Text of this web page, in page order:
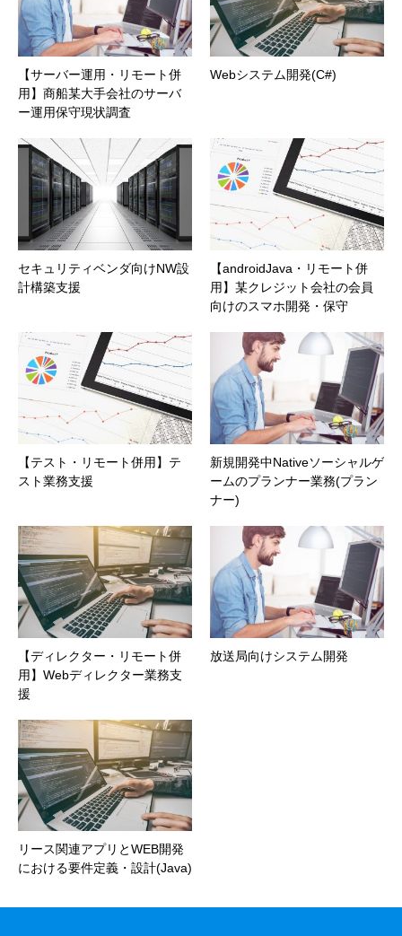
【サーバー運用・リモート併
用】商船某大手会社のサーバ
ー運用保守現状調査
Webシステム開発(C#)
セキュリティベンダ向けNW設
計構築支援
【androidJava・リモート併
用】某クレジット会社の会員
向けのスマホ開発・保守
【テスト・リモート併用】テ
スト業務支援
新規開発中Nativeソーシャルゲ
ームのプランナー業務(プラン
ナー)
【ディレクター・リモート併
用】Webディレクター業務支
援
放送局向けシステム開発
リース関連アプリとWEB開発
における要件定義・設計(Java)